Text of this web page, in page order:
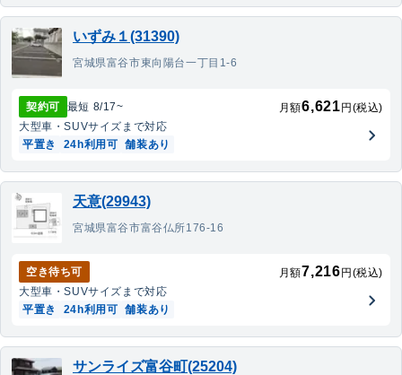
いずみ１(31390)
宮城県富谷市東向陽台一丁目1-6
契約可 最短 8/17~ 月額6,621 円(税込)
大型車・SUVサイズまで対応
平置き
24h利用可 舗装あり
天意(29943)
宮城県富谷市富谷仏所176-16
空き待ち可 月額7,216 円(税込)
大型車・SUVサイズまで対応
平置き
24h利用可 舗装あり
サンライズ富谷町(25204)